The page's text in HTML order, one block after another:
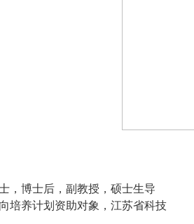
，博士后，副教授，硕士生导
培养计划资助对象，江苏省科技